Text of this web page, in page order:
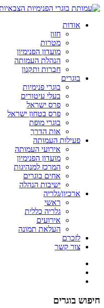
אודות
חזון
מטרות
מועדון הפנימיון
הנהלת העמותה
חברות ותקנון
בוגרים
בוגרי פנימיות
בעלי עיטורים
פרס ישראל
פרס בטחון ישראל
בוגרי מופת
אות הדרך
פעילות העמותה
אירועי העמותה
מועדון הפנימיון
המרכז למנהיגות
אחים בוגרים
ישיבות הנהלה
ארכיון/גלריה
ראשי
גלריה כללית
אירועים
העלאת תמונה
לזכרם
צור קשר
חיפוש בוגרים